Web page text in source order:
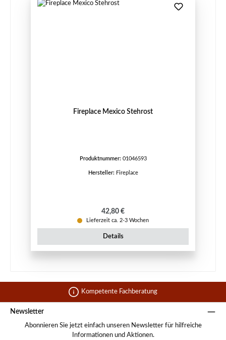
Fireplace Mexico Stehrost
Produktnummer: 01046593
Hersteller: Fireplace
Regulärer Preis:
42,80 €
Lieferzeit ca. 2-3 Wochen
Details
Kompetente Fachberatung
Newsletter
Abonnieren Sie jetzt einfach unseren Newsletter für hilfreiche
Informationen und Aktionen.